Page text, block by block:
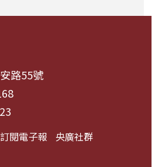
路55號
訂閱電子報 央廣社群